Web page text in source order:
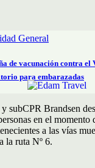
General
de vacunación contra el
para embarazadas
subCPR Brandsen
en el momento
a las vías
la ruta Nº 6.